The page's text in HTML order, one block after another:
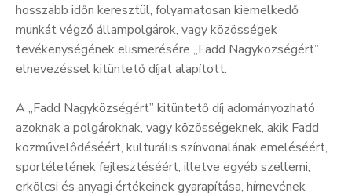
hosszabb időn keresztül, folyamatosan kiemelkedő
munkát végző állampolgárok, vagy közösségek
tevékenységének elismerésére „Fadd Nagyközségért”
elnevezéssel kitüntető díjat alapított.
A „Fadd Nagyközségért” kitüntető díj adományozható
azoknak a polgároknak, vagy közösségeknek, akik Fadd
közművelődéséért, kulturális színvonalának emeléséért,
sportéletének fejlesztéséért, illetve egyéb szellemi,
erkölcsi és anyagi értékeinek gyarapítása, hírnevének